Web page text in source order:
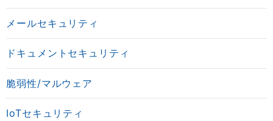
メールセキュリティ
ドキュメントセキュリティ
脆弱性/マルウェア
IoTセキュリティ